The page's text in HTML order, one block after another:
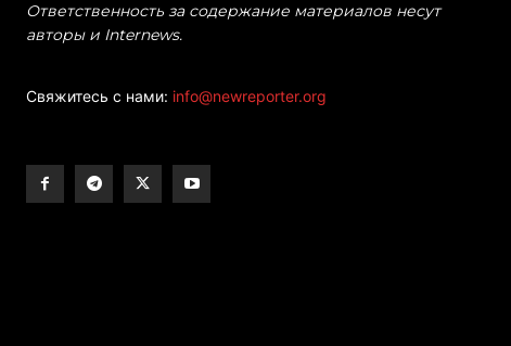
Ответственность за содержание материалов несут
авторы и Internews.
Свяжитесь с нами: info@newreporter.org